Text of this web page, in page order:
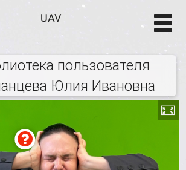
UAV
пользователя
Юлия Ивановна